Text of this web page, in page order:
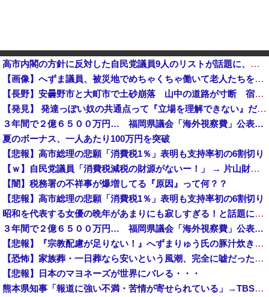
高市内閣の方針に反対した自民党議員9人のリストが話題に、「岩屋はどこへ行った？」との指摘もあるが……他
【画像】へずま議員、被災地でめちゃくちゃ働いて老人たちを笑顔にしてしまうwwwwwwwwwwwwwwww
【長野】安曇野市と大町市で土砂崩落 山中の道路が寸断 宿泊客や登山客など計400人近くが孤立か 土石
【発見】 発達っぽい奴の共通点って『立場を理解できない』だよな
３年間で２億６５００万円… 福岡県議会「海外視察費」公表…
夏のボーナス、一人あたり100万円を突破
【悲報】高市総理の悲願「消費税1％」表明も支持率初の6割切り
【ｗ】自民党議員「消費税減税の財源がないー！」 → 片山財務相、財源の心配は１ミリもいらない！と主張 ｗｗｗｗｗｗｗｗｗｗｗｗｗｗ
【闇】税務署の不祥事が爆増してる『原因』って何？？
【悲報】高市総理の悲願「消費税1％」表明も支持率初の6割切り
昭和を代表する女優の晩年があまりにも寂しすぎる！と話題に、自身の子供を餓死する寸前までネグレクトした挙句……
３年間で２億６５００万円… 福岡県議会「海外視察費」公表…
【悲報】『宗教配慮が足りない！』へずまりゅう氏の豚汁炊き出しに各所に苦情殺到 → へ「保健所も容認！問題なし！」ｗｗｗｗｗｗｗｗｗｗｗｗｗｗ
【恐怖】家族葬・一日葬なら安いという風潮、完全に嘘だった・・・・
【悲報】日本のマヨネーズが世界にバレる・・・
熊本県知事「報道に強い不満・苦情が寄せられている」→TBSの報道特集がまさにそれな件